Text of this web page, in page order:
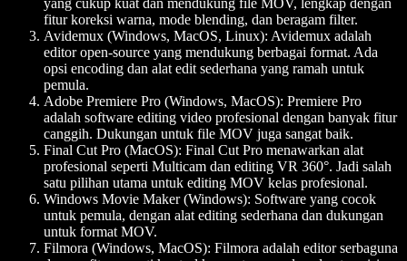
yang cukup kuat dan mendukung file MOV, lengkap dengan
fitur koreksi warna, mode blending, dan beragam filter.
Avidemux (Windows, MacOS, Linux): Avidemux adalah
editor open-source yang mendukung berbagai format. Ada
opsi encoding dan alat edit sederhana yang ramah untuk
pemula.
Adobe Premiere Pro (Windows, MacOS): Premiere Pro
adalah software editing video profesional dengan banyak fitur
canggih. Dukungan untuk file MOV juga sangat baik.
Final Cut Pro (MacOS): Final Cut Pro menawarkan alat
profesional seperti Multicam dan editing VR 360°. Jadi salah
satu pilihan utama untuk editing MOV kelas profesional.
Windows Movie Maker (Windows): Software yang cocok
untuk pemula, dengan alat editing sederhana dan dukungan
untuk format MOV.
Filmora (Windows, MacOS): Filmora adalah editor serbaguna